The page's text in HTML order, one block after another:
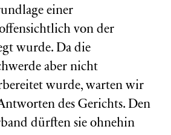
einer
von der
wurde. Da die
aber nicht
wurde, warten wir
des Gerichts. Den
dürften sie ohnehin